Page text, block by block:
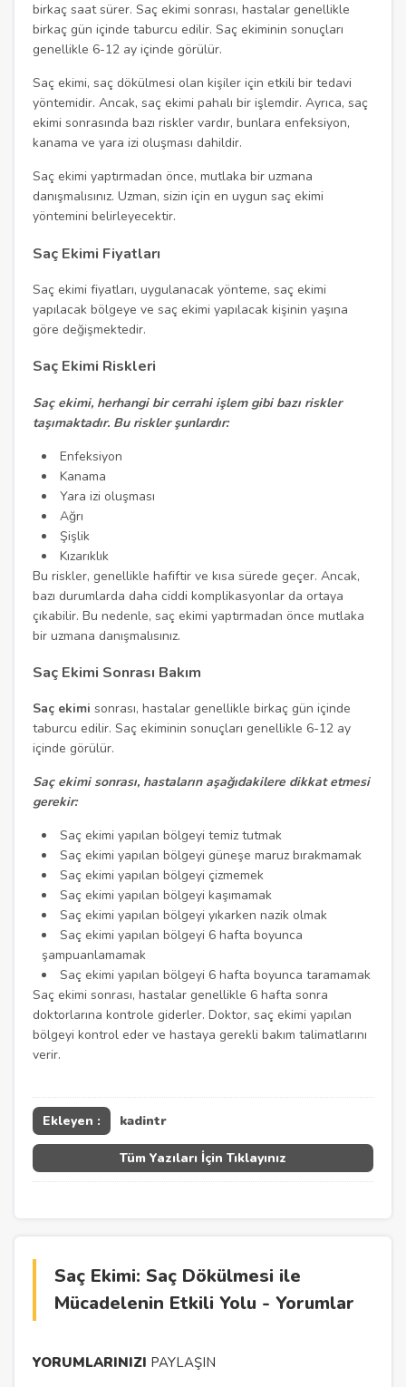
birkaç saat sürer. Saç ekimi sonrası, hastalar genellikle
birkaç gün içinde taburcu edilir. Saç ekiminin sonuçları
genellikle 6-12 ay içinde görülür.
Saç ekimi, saç dökülmesi olan kişiler için etkili bir tedavi
yöntemidir. Ancak, saç ekimi pahalı bir işlemdir. Ayrıca, saç
ekimi sonrasında bazı riskler vardır, bunlara enfeksiyon,
kanama ve yara izi oluşması dahildir.
Saç ekimi yaptırmadan önce, mutlaka bir uzmana
danışmalısınız. Uzman, sizin için en uygun saç ekimi
yöntemini belirleyecektir.
Saç Ekimi Fiyatları
Saç ekimi fiyatları, uygulanacak yönteme, saç ekimi
yapılacak bölgeye ve saç ekimi yapılacak kişinin yaşına
göre değişmektedir.
Saç Ekimi Riskleri
Saç ekimi, herhangi bir cerrahi işlem gibi bazı riskler
taşımaktadır. Bu riskler şunlardır:
Enfeksiyon
Kanama
Yara izi oluşması
Ağrı
Şişlik
Kızarıklık
Bu riskler, genellikle hafiftir ve kısa sürede geçer. Ancak,
bazı durumlarda daha ciddi komplikasyonlar da ortaya
çıkabilir. Bu nedenle, saç ekimi yaptırmadan önce mutlaka
bir uzmana danışmalısınız.
Saç Ekimi Sonrası Bakım
Saç ekimisonrası, hastalar genellikle birkaç gün içinde
taburcu edilir. Saç ekiminin sonuçları genellikle 6-12 ay
içinde görülür.
Saç ekimi sonrası, hastaların aşağıdakilere dikkat etmesi
gerekir:
Saç ekimi yapılan bölgeyi temiz tutmak
Saç ekimi yapılan bölgeyi güneşe maruz bırakmamak
Saç ekimi yapılan bölgeyi çizmemek
Saç ekimi yapılan bölgeyi kaşımamak
Saç ekimi yapılan bölgeyi yıkarken nazik olmak
Saç ekimi yapılan bölgeyi 6 hafta boyunca
şampuanlamamak
Saç ekimi yapılan bölgeyi 6 hafta boyunca taramamak
Saç ekimi sonrası, hastalar genellikle 6 hafta sonra
doktorlarına kontrole giderler. Doktor, saç ekimi yapılan
bölgeyi kontrol eder ve hastaya gerekli bakım talimatlarını
verir.
Ekleyen : kadintr
Tüm Yazıları İçin Tıklayınız
Saç Ekimi: Saç Dökülmesi ile
Mücadelenin Etkili Yolu - Yorumlar
YORUMLARINIZI PAYLAŞIN